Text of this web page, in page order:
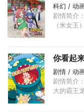
科幻 / 动
剧情简介
（米女
你看起
剧情 / 动
剧情简介
大的霸王